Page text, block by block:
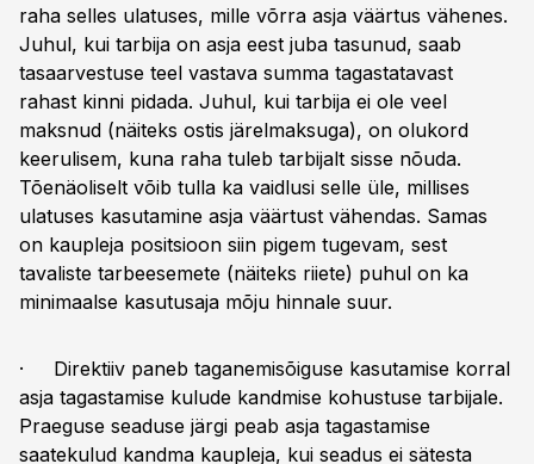
raha selles ulatuses, mille võrra asja väärtus vähenes.
Juhul, kui tarbija on asja eest juba tasunud, saab
tasaarvestuse teel vastava summa tagastatavast
rahast kinni pidada. Juhul, kui tarbija ei ole veel
maksnud (näiteks ostis järelmaksuga), on olukord
keerulisem, kuna raha tuleb tarbijalt sisse nõuda.
Tõenäoliselt võib tulla ka vaidlusi selle üle, millises
ulatuses kasutamine asja väärtust vähendas. Samas
on kaupleja positsioon siin pigem tugevam, sest
tavaliste tarbeesemete (näiteks riiete) puhul on ka
minimaalse kasutusaja mõju hinnale suur.
· Direktiiv paneb taganemisõiguse kasutamise korral
asja tagastamise kulude kandmise kohustuse tarbijale.
Praeguse seaduse järgi peab asja tagastamise
saatekulud kandma kaupleja, kui seadus ei sätesta